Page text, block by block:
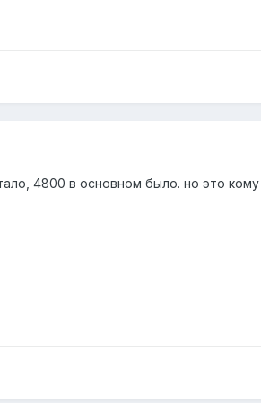
4800 в основном было. но это